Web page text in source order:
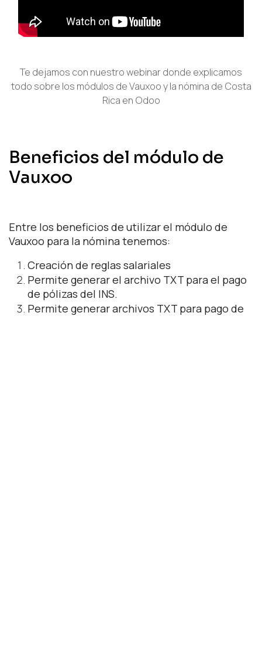
Te dejamos con nuestro webinar donde explicamos
todo sobre los módulos de Vauxoo y la nómina de Costa
Rica en Odoo
Beneficios del módulo de
Vauxoo
Entre los beneficios de utilizar el módulo de
Vauxoo para la nómina tenemos:
Creación de reglas salariales
Permite generar el archivo TXT para el pago
de pólizas del INS.
Permite generar archivos TXT para pago de